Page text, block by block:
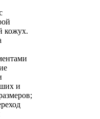
кожух.
и